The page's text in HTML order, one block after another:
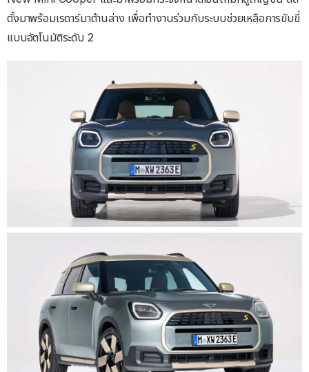
ตั้งมาพร้อมเรดาร์มาด้านล่าง เพื่อทำงานร่วมกับระบบช่วยเหลือการขับขี่
แบบอัตโนมัติระดับ 2